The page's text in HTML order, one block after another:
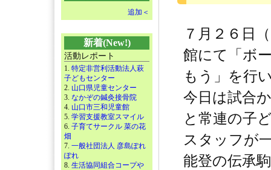
追加＜
新着(New!)
活動レポート
1. 特定非営利活動法人萩
子どもセンター
2. 山口県児童センター
3. なかぞの鍼灸接骨院
4. 山口市三和児童館
5. 学習支援教室スマイル
6. 子育てサークル 菜の花
畑
7. 一般社団法人 彦島ぽれ
ぽれ
8. 生活協同組合コープや
７月２６日
館にて「ボ
もう」を行
今日は試合
と常連の子
スタッフが
能登の伝承